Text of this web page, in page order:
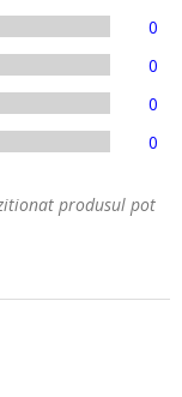
0
0
0
0
produsul pot